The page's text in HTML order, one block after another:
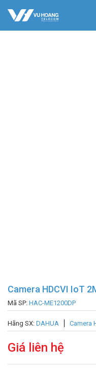
Camera HDCVI IoT
Mã SP: HAC-ME1200DP
Hãng SX: DAHUA Camera
Giá liên hệ